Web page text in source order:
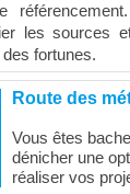
les sources
fortunes.
Route des
Vous êtes
dénicher une
réaliser vos